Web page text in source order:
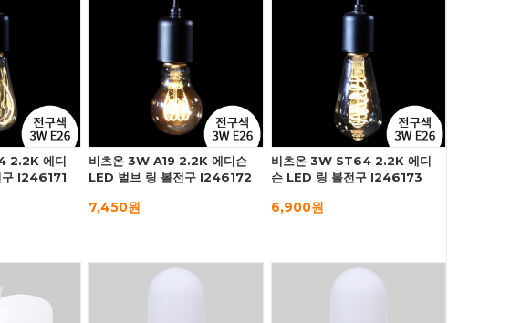
2.2K 에디
구 I246171
비츠온 3W A19 2.2K 에디슨
LED 벌브 링 볼전구 I246172
7,450원
비츠온 3W ST64 2.2K 에디
슨 LED 링 볼전구 I246173
6,900원